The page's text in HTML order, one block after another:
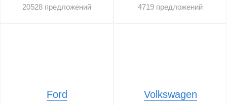
20528 предложений 4719 предложений
Ford Volkswagen